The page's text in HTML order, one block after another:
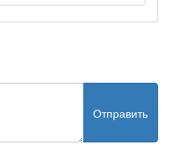
Отправить